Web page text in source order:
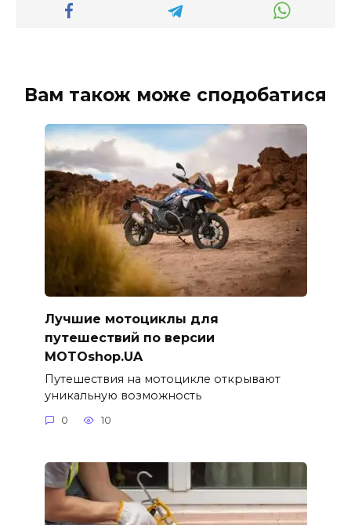
Вам також може сподобатися
Лучшие мотоциклы для
путешествий по версии
MOTOshop.UA
Путешествия на мотоцикле открывают
уникальную возможность
0 10